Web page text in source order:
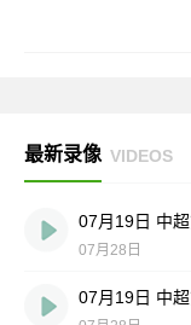
最新录像 VIDEOS
07月19日 中
07月28日
07月19日 中